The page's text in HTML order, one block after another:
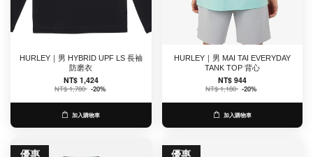
HURLEY｜男 HYBRID UPF LS 長袖
防磨衣
NT$ 1,424
NT$ 1,780 -20%
加入購物車
HURLEY｜男 MAI TAI EVERYDAY
TANK TOP 背心
NT$ 944
NT$ 1,180 -20%
加入購物車
優惠 優惠